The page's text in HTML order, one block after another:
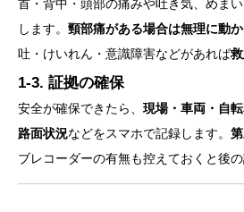
首・背中・頭部の痛みや吐き気、めま
します。 頸部痛がある場合は無理に動
吐・けいれん・意識障害などがあれば
1-3. 証拠の確保
安全が確保できたら、 現場・車両・自
路面状況などをスマホで記録します。
ブレコーダーの有無も控えておくと後の